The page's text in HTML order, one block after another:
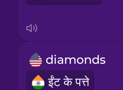
diamonds
ईंट के पत्ते